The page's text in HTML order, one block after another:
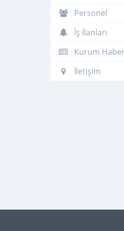
Personel
İş İlanları
Kurum
İletişim